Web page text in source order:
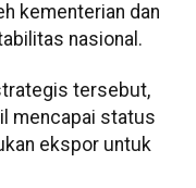
kementerian dan
nasional.
tersebut,
mencapai status
ekspor untuk